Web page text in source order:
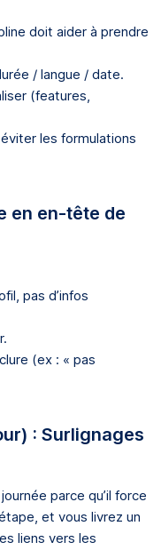
doit aider à prendre
/ langue / date.
(features,
les formulations
en en-tête de
pas d’infos
(ex : « pas
: Surlignages
parce qu’il force
et vous livrez un
liens vers les